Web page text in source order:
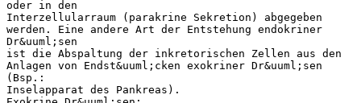
oder in den
Interzellularraum (parakrine Sekretion) abgegeben
werden. Eine andere Art der Entstehung endokriner
Dr&uuml;sen
ist die Abspaltung der inkretorischen Zellen aus den
Anlagen von Endst&uuml;cken exokriner Dr&uuml;sen
(Bsp.:
Inselapparat des Pankreas).